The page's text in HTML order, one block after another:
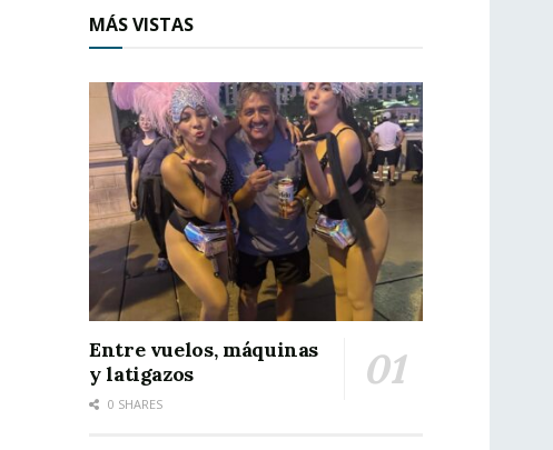
MÁS VISTAS
Entre vuelos, máquinas
y latigazos
0 SHARES